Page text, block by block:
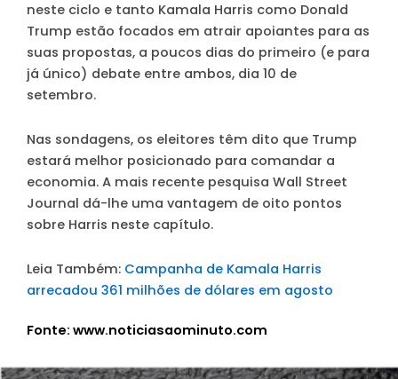
neste ciclo e tanto Kamala Harris como Donald
Trump estão focados em atrair apoiantes para as
suas propostas, a poucos dias do primeiro (e para
já único) debate entre ambos, dia 10 de
setembro.
Nas sondagens, os eleitores têm dito que Trump
estará melhor posicionado para comandar a
economia. A mais recente pesquisa Wall Street
Journal dá-lhe uma vantagem de oito pontos
sobre Harris neste capítulo.
Leia Também: Campanha de Kamala Harris
arrecadou 361 milhões de dólares em agosto
Fonte: www.noticiasaominuto.com